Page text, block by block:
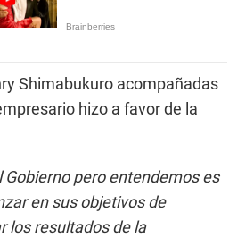
Shimabukuro acompañadas
hizo a favor de la
Gobierno pero entendemos es
en sus objetivos de
los resultados de la